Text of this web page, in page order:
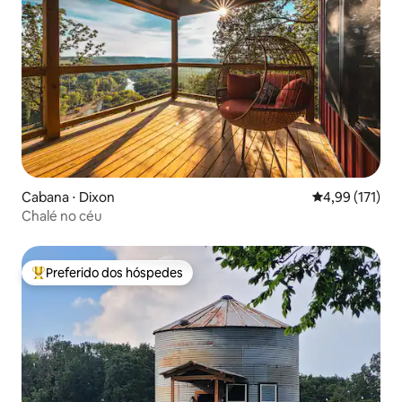
Cabana ⋅ Dixon 4,99 de uma
4,99 (171)
Chalé no céu
Entre os melhores preferidos dos hóspedes
Preferido dos hóspedes